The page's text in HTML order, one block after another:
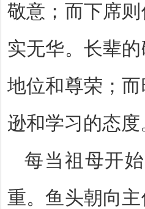
敬意；而下席
实无华。长辈
地位和尊荣；
逊和学习的态度
每当祖母开
重。鱼头朝向